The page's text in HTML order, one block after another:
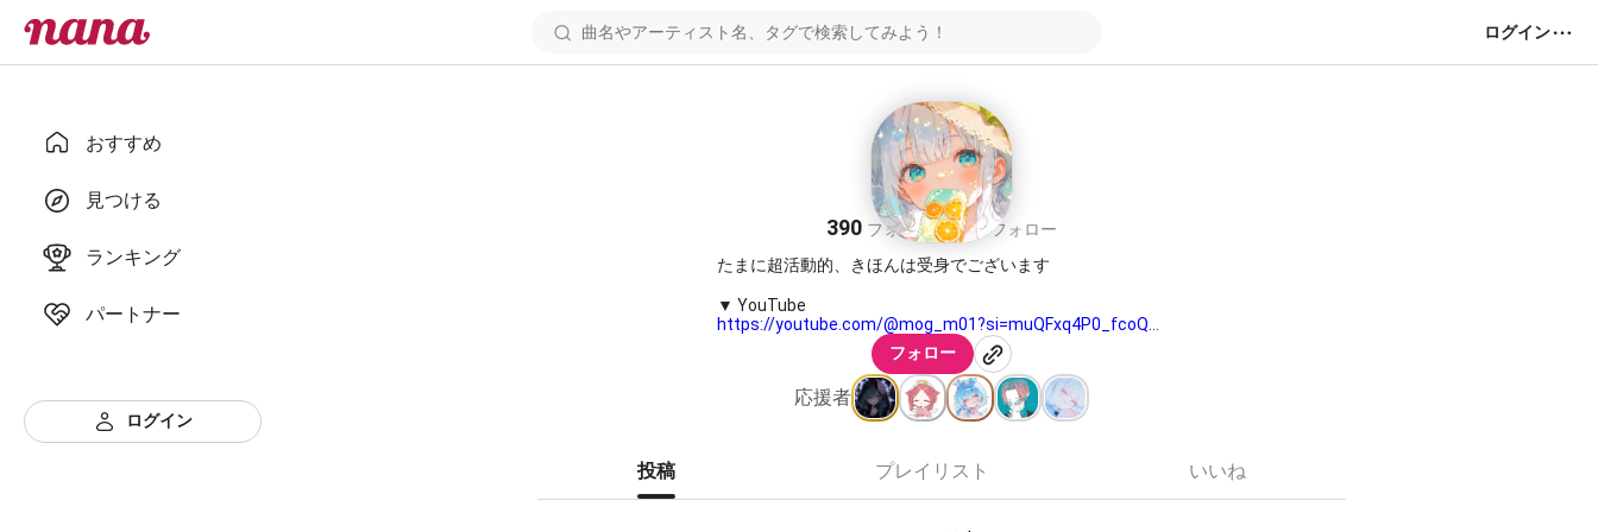
ログイン
おすすめ
見つける
ランキング
パートナー
ログイン
もぐ🍴✧*｡
390 フォロワー380 フォロー
たまに超活動的、きほんは受身でございます
https://youtube.com/@mog_m01?si=muQFxq4P0_fcoQzb
【nana星恋まつり】🎋✨️最高に楽しかったです✨️
https://nana-music.com/sounds/06e662ff
フォロー
応援者
投稿 プレイリスト いいね